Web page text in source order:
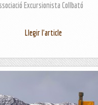
Excursionista Collbató
Llegir l'article